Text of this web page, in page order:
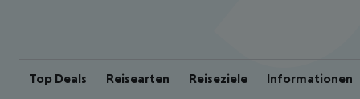
Top Deals Reisearten Reiseziele Informationen